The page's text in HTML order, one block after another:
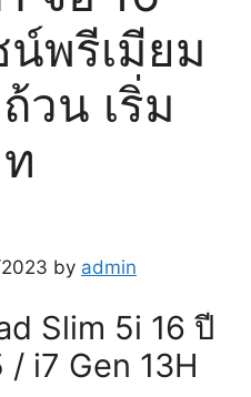
พรีเมียม
วน เริ่ม
by admin
Slim 5i 16 ปี
i7 Gen 13H